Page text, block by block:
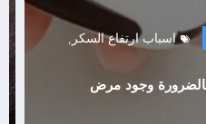
اسباب ارتفاع السكر
بالضرورة وجود مرض